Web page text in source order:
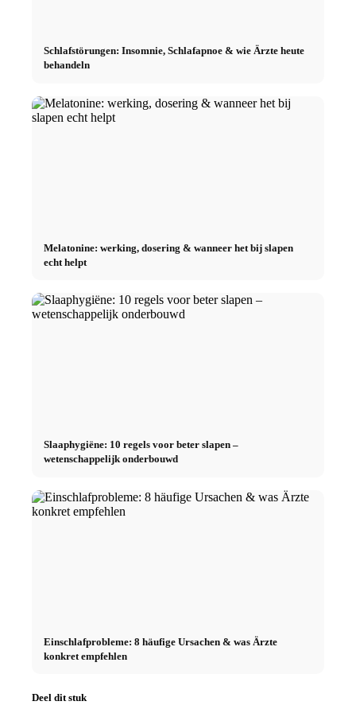
Schlafstörungen: Insomnie, Schlafapnoe & wie Ärzte heute
behandeln
Melatonine: werking, dosering & wanneer het bij slapen
echt helpt
Slaaphygiëne: 10 regels voor beter slapen –
wetenschappelijk onderbouwd
Einschlafprobleme: 8 häufige Ursachen & was Ärzte
konkret empfehlen
Deel dit stuk